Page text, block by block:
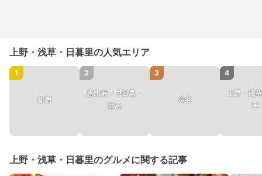
上野・浅草・日暮里の人気エリア
1
新宿
2
恵比寿・中目黒・
目黒
3
渋谷
4
上野・浅
里
上野・浅草・日暮里のグルメに関する記事